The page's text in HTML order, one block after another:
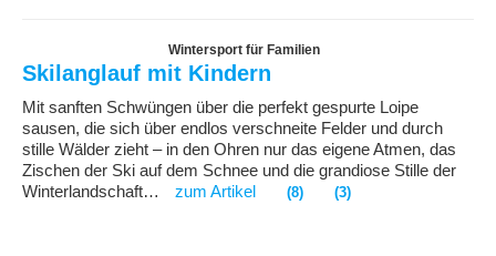
Wintersport für Familien
Skilanglauf mit Kindern
Mit sanften Schwüngen über die perfekt gespurte Loipe
sausen, die sich über endlos verschneite Felder und durch
stille Wälder zieht – in den Ohren nur das eigene Atmen, das
Zischen der Ski auf dem Schnee und die grandiose Stille der
Winterlandschaft…
zum Artikel (8) (3)